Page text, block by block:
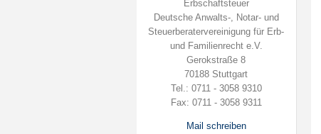
Erbschaftsteuer
Deutsche Anwalts-, Notar- und
Steuerberatervereinigung für Erb-
und Familienrecht e.V.
Gerokstraße 8
70188 Stuttgart
Tel.: 0711 - 3058 9310
Fax: 0711 - 3058 9311
Mail schreiben